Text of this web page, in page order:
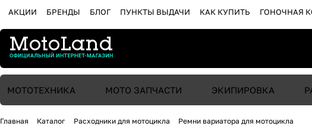
АКЦИИ БРЕНДЫ БЛОГ ПУНКТЫ ВЫДАЧИ КАК КУПИТЬ ГОНОЧНАЯ
МОТОТЕХНИКА МОТО ЗАПЧАСТИ ЭКИПИРОВКА
Главная Каталог Расходники для мотоцикла Ремни вариатора для мотоцикла